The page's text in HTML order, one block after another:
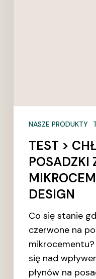
NASZE PRODUKTY
TEST >
POSADZKI
DESIGN
Co się stanie
czerwone na
się nad
płynów na